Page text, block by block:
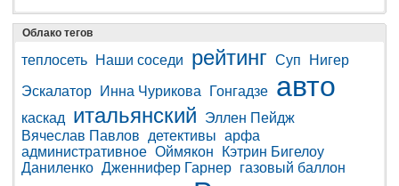
Облако тегов
теплосеть Наши соседи рейтинг Суп Нигер
Эскалатор Инна Чурикова Гонгадзе авто
каскад итальянский
Эллен Пейдж
Вячеслав Павлов
детективы арфа
административное Оймякон
Кэтрин Бигелоу
Даниленко Дженнифер Гарнер газовый баллон